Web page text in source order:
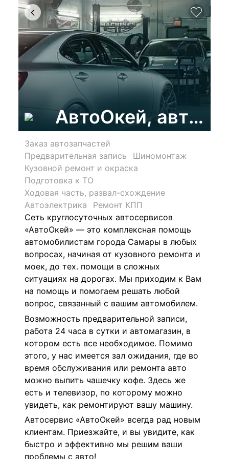
АвтоОкей,
Заказ автозапчастей
Предварительная запись
Шиномонтаж
Кузовной ремонт и окраска
Подготовка к ТО
Ходовая часть, развал-схождение
Автоэлектрика
Ремонт КПП
Сеть круглосуточных автосервисов
«АвтоОкей» — это комплексная помощь
автомобилистам города Самары в любых
вопросах, начиная от кузовного ремонта и
моек, до тех. помощи в сложных
ситуациях на дорогах. Мы приходим к Вам
на помощь и помогаем решать любой
вопрос, связанный с вашим автомобилем.
Возможность предварительной записи,
работа 24 часа в сутки и автомагазин, в
котором есть все необходимое. Помимо
этого, у нас имеется зал ожидания, где во
время обслуживания или ремонта авто
можно выпить чашечку кофе. Здесь же
есть и телевизор, по которому можно
увидеть, как ремонтируют вашу машину.
Автосервис «АвтоОкей» всегда рад новым
клиентам. Приезжайте, и вы увидите, как
быстро и эффективно мы решим ваши
проблемы с авто!